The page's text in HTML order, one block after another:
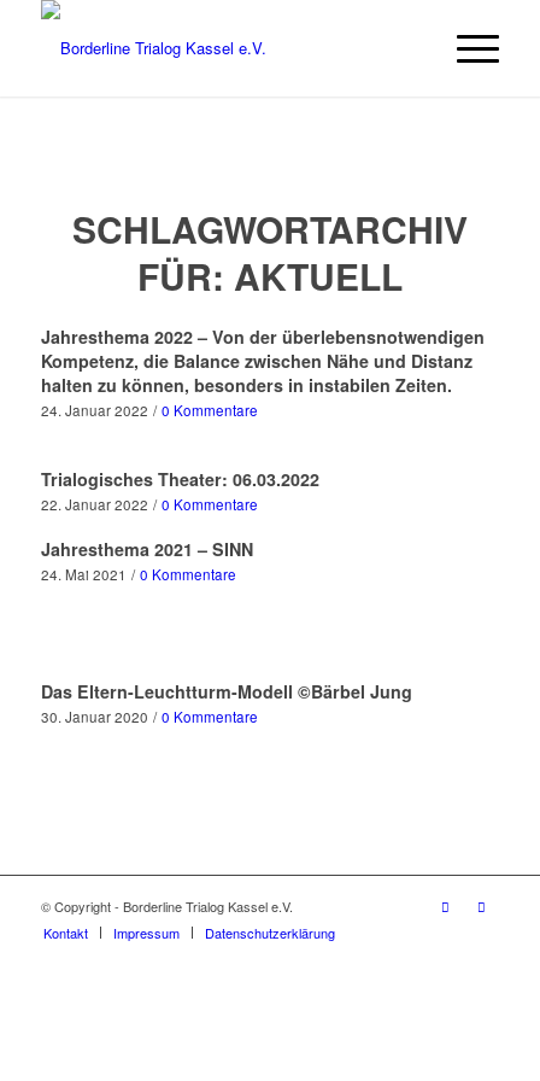
SCHLAGWORTARCHIV
FÜR: AKTUELL
Jahresthema 2022 – Von der überlebensnotwendigen
Kompetenz, die Balance zwischen Nähe und Distanz
halten zu können, besonders in instabilen Zeiten.
24. Januar 2022 / 0 Kommentare
Trialogisches Theater: 06.03.2022
22. Januar 2022 / 0 Kommentare
Jahresthema 2021 – SINN
24. Mai 2021 / 0 Kommentare
Das Eltern-Leuchtturm-Modell ©Bärbel Jung
30. Januar 2020 / 0 Kommentare
© Copyright - Borderline Trialog Kassel e.V.
Kontakt
Impressum Datenschutzerklärung